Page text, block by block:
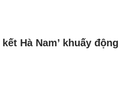
Hà Nam’ khuấy động